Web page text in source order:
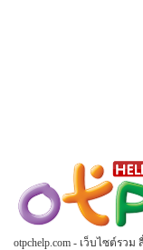
otpchelp.com - เว็บไซต์รว